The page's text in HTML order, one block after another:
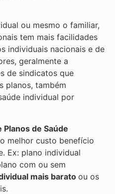
ou mesmo o familiar,
tem mais facilidades
individuais nacionais e de
geralmente a
de sindicatos que
planos, também
individual por
de Saúde
melhor custo benefício
Ex: plano individual
com ou sem
mais barato ou os